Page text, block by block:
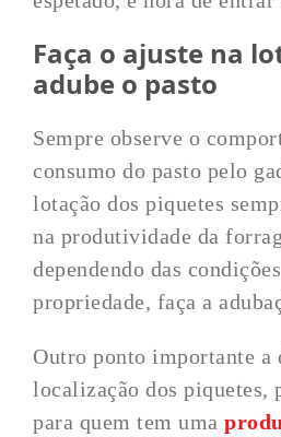
Faça o ajuste na
adube o pasto
Sempre observe o
consumo do pasto pelo
lotação dos piquetes
na produtividade da
dependendo das
propriedade, faça a
Outro ponto importante a
localização dos piquetes,
para quem tem uma